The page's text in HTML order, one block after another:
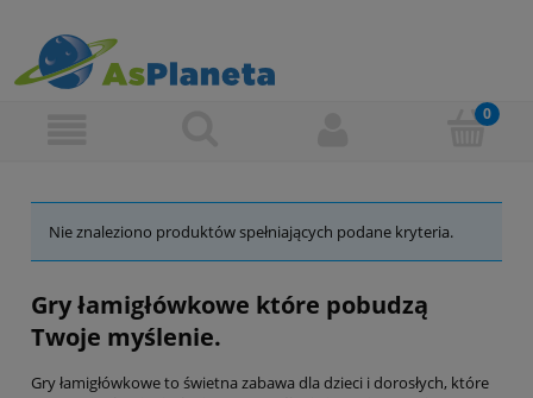
Nie znaleziono produktów spełniających podane kryteria.
Gry łamigłówkowe które pobudzą
Twoje myślenie.
Gry łamigłówkowe to świetna zabawa dla dzieci i dorosłych, które